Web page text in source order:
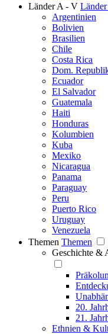
Länder A - V
Argentinien
Bolivien
Brasilien
Chile
Costa Rica
Dom.
Ecuador
El Salvador
Guatemala
Haiti
Honduras
Kolumbien
Kuba
Mexiko
Nicaragua
Panama
Paraguay
Peru
Puerto Rico
Uruguay
Venezuela
Themen Themen
Geschichte &
20.
21.
Ethnien &